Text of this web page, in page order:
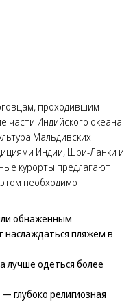
проходившим
части Индийского океана
Мальдивских
Индии, Шри-Ланки и
курорты предлагают
необходимо
обнаженным
пляжем в
лучше одеться более
глубоко религиозная